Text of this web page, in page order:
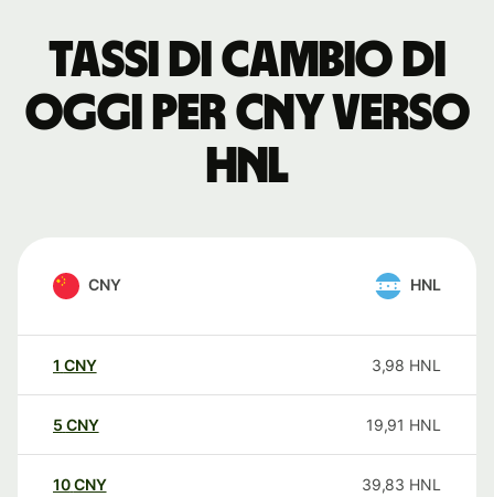
Tassi di cambio di
oggi per CNY verso
HNL
CNY HNL
1 CNY 3,98 HNL
5 CNY 19,91 HNL
10CNY 39,83 HNL